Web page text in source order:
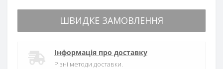
1000 або більше 74.00 грн.
ШВИДКЕ ЗАМОВЛЕННЯ
Інформація про доставку
Різні методи доставки.